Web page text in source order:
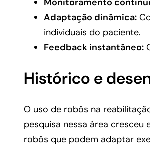
Monitoramento
Adaptação dinâmica:
individuais do paciente.
Feedback instantâneo:
Histórico e
O uso de robôs na
pesquisa nessa área cresceu
robôs que podem adaptar